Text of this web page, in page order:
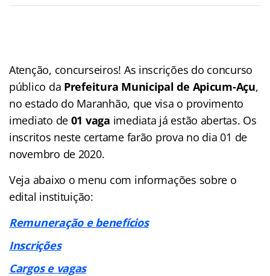
Atenção, concurseiros! As inscrições do concurso
público da Prefeitura Municipal de Apicum-Açu,
no estado do Maranhão, que visa o provimento
imediato de 01 vaga imediata já estão abertas. Os
inscritos neste certame farão prova no dia 01 de
novembro de 2020.
Veja abaixo o menu com informações sobre o
edital instituição:
Remuneração e benefícios
Inscrições
Cargos e vagas